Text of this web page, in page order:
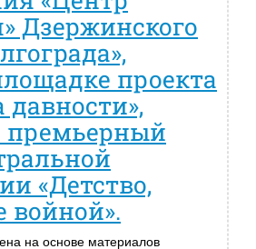
Дзержинского
проекта
давности»,
премьерный
«Детство,
войной».
на основе материалов